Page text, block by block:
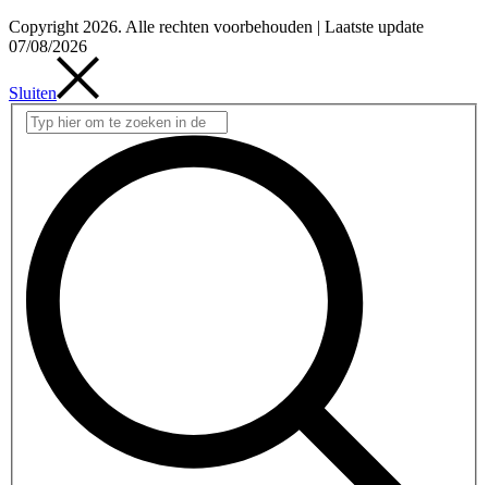
Copyright 2026. Alle rechten voorbehouden | Laatste update
07/08/2026
Sluiten